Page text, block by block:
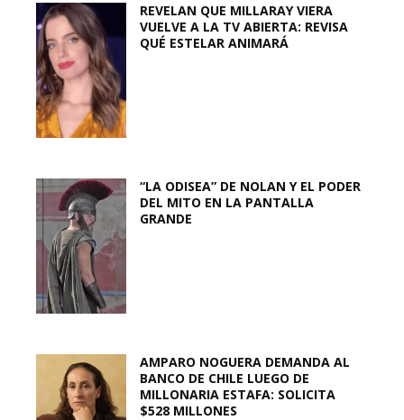
REVELAN QUE MILLARAY VIERA
VUELVE A LA TV ABIERTA: REVISA
QUÉ ESTELAR ANIMARÁ
“LA ODISEA” DE NOLAN Y EL PODER
DEL MITO EN LA PANTALLA
GRANDE
AMPARO NOGUERA DEMANDA AL
BANCO DE CHILE LUEGO DE
MILLONARIA ESTAFA: SOLICITA
$528 MILLONES